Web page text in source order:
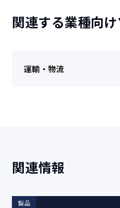
関連する業種向
運輸・物流
関連情報
製品